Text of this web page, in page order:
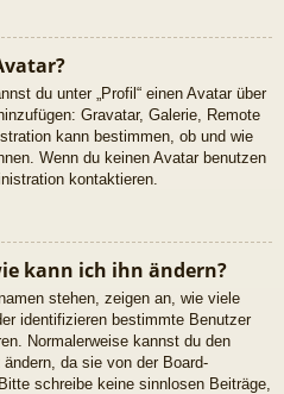
du unter „Profil“ einen Avatar über
Gravatar, Galerie, Remote
kann bestimmen, ob und wie
Wenn du keinen Avatar benutzen
kontaktieren.
kann ich ihn ändern?
stehen, zeigen an, wie viele
identifizieren bestimmte Benutzer
Normalerweise kannst du den
da sie von der Board-
schreibe keine sinnlosen Beiträge,